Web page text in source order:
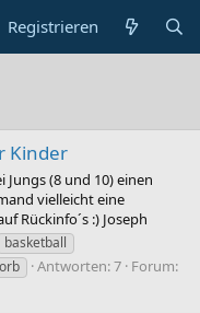
Registrieren
Kinder
(8 und 10) einen
vielleicht eine
Rückinfo´s :) Joseph
basketball
Antworten: 7 Forum: